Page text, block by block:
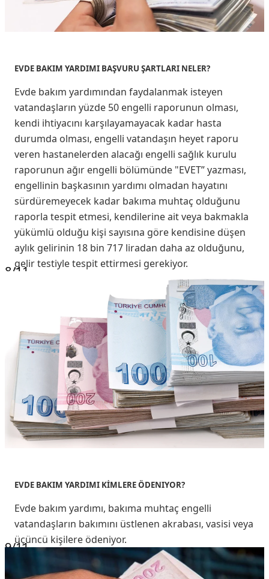
EVDE BAKIM YARDIMI BAŞVURU ŞARTLARI NELER?
Evde bakım yardımından faydalanmak isteyen
vatandaşların yüzde 50 engelli raporunun olması,
kendi ihtiyacını karşılayamayacak kadar hasta
durumda olması, engelli vatandaşın heyet raporu
veren hastanelerden alacağı engelli sağlık kurulu
raporunun ağır engelli bölümünde "EVET” yazması,
engellinin başkasının yardımı olmadan hayatını
sürdüremeyecek kadar bakıma muhtaç olduğunu
raporla tespit etmesi, kendilerine ait veya bakmakla
yükümlü olduğu kişi sayısına göre kendisine düşen
aylık gelirinin 18 bin 717 liradan daha az olduğunu,
gelir testiyle tespit ettirmesi gerekiyor.
8/11
EVDE BAKIM YARDIMI KİMLERE ÖDENIYOR?
Evde bakım yardımı, bakıma muhtaç engelli
vatandaşların bakımını üstlenen akrabası, vasisi veya
üçüncü kişilere ödeniyor.
9/11